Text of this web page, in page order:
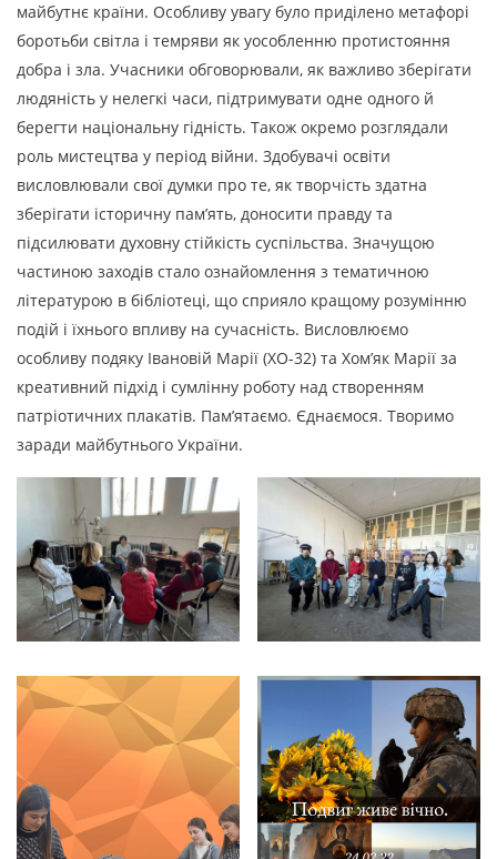
майбутнє країни. Особливу увагу було приділено метафорі
боротьби світла і темряви як уособленню протистояння
добра і зла. Учасники обговорювали, як важливо зберігати
людяність у нелегкі часи, підтримувати одне одного й
берегти національну гідність. Також окремо розглядали
роль мистецтва у період війни. Здобувачі освіти
висловлювали свої думки про те, як творчість здатна
зберігати історичну пам’ять, доносити правду та
підсилювати духовну стійкість суспільства. Значущою
частиною заходів стало ознайомлення з тематичною
літературою в бібліотеці, що сприяло кращому розумінню
подій і їхнього впливу на сучасність. Висловлюємо
особливу подяку Івановій Марії (ХО-32) та Хом’як Марії за
креативний підхід і сумлінну роботу над створенням
патріотичних плакатів. Пам’ятаємо. Єднаємося. Творимо
заради майбутнього України.